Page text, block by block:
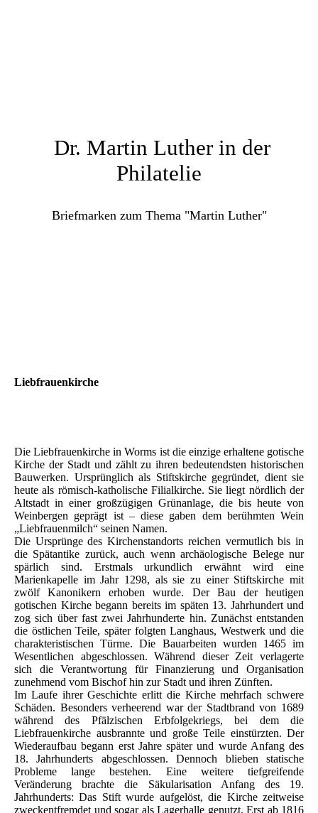
Dr. Martin Luther in der
Philatelie
Briefmarken zum Thema "Martin Luther"
Liebfrauenkirche
Die Liebfrauenkirche in Worms ist die einzige erhaltene gotische
Kirche der Stadt und zählt zu ihren bedeutendsten historischen
Bauwerken. Ursprünglich als Stiftskirche gegründet, dient sie
heute als römisch-katholische Filialkirche. Sie liegt nördlich der
Altstadt in einer großzügigen Grünanlage, die bis heute von
Weinbergen geprägt ist – diese gaben dem berühmten Wein
„Liebfrauenmilch“ seinen Namen.
Die Ursprünge des Kirchenstandorts reichen vermutlich bis in
die Spätantike zurück, auch wenn archäologische Belege nur
spärlich sind. Erstmals urkundlich erwähnt wird eine
Marienkapelle im Jahr 1298, als sie zu einer Stiftskirche mit
zwölf Kanonikern erhoben wurde. Der Bau der heutigen
gotischen Kirche begann bereits im späten 13. Jahrhundert und
zog sich über fast zwei Jahrhunderte hin. Zunächst entstanden
die östlichen Teile, später folgten Langhaus, Westwerk und die
charakteristischen Türme. Die Bauarbeiten wurden 1465 im
Wesentlichen abgeschlossen. Während dieser Zeit verlagerte
sich die Verantwortung für Finanzierung und Organisation
zunehmend vom Bischof hin zur Stadt und ihren Zünften.
Im Laufe ihrer Geschichte erlitt die Kirche mehrfach schwere
Schäden. Besonders verheerend war der Stadtbrand von 1689
während des Pfälzischen Erbfolgekriegs, bei dem die
Liebfrauenkirche ausbrannte und große Teile einstürzten. Der
Wiederaufbau begann erst Jahre später und wurde Anfang des
18. Jahrhunderts abgeschlossen. Dennoch blieben statische
Probleme lange bestehen. Eine weitere tiefgreifende
Veränderung brachte die Säkularisation Anfang des 19.
Jahrhunderts: Das Stift wurde aufgelöst, die Kirche zeitweise
zweckentfremdet und sogar als Lagerhalle genutzt. Erst ab 1816